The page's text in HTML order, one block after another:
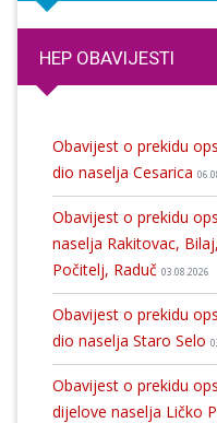
HEP OBAVIJESTI
Obavijest o prekidu
dio naselja Cesarica
Obavijest o prekidu
naselja Rakitovac,
Počitelj, Raduč 03.08.2026
Obavijest o prekidu
dio naselja Staro Selo
Obavijest o prekidu
dijelove naselja Ličko